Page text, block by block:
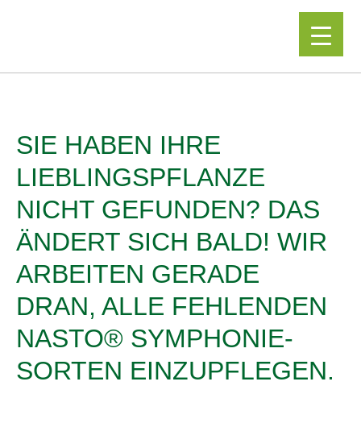
SIE HABEN IHRE
LIEBLINGSPFLANZE
NICHT GEFUNDEN? DAS
ÄNDERT SICH BALD! WIR
ARBEITEN GERADE
DRAN, ALLE FEHLENDEN
NASTO® SYMPHONIE-
SORTEN EINZUPFLEGEN.